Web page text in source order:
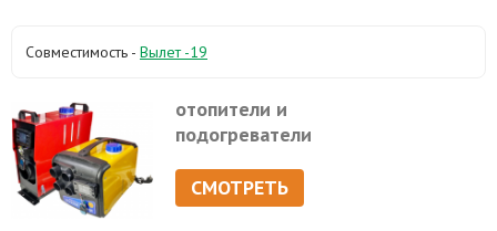
Совместимость - Вылет -19
отопители и
подогреватели
СМОТРЕТЬ